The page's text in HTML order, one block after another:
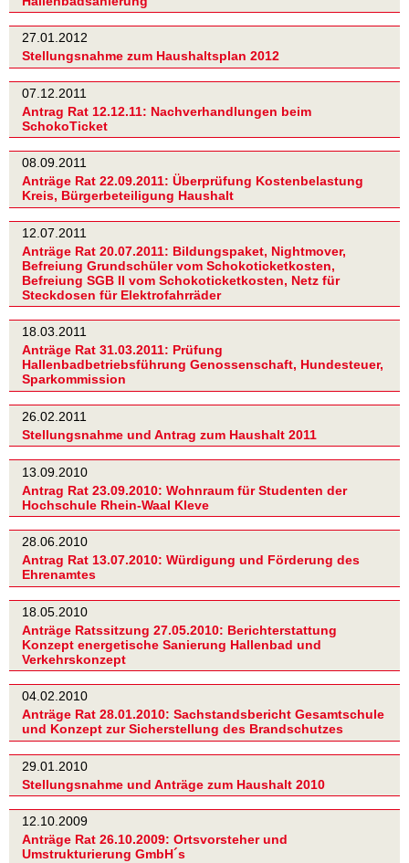
27.01.2012
Stellungsnahme zum Haushaltsplan 2012
07.12.2011
Antrag Rat 12.12.11: Nachverhandlungen beim
SchokoTicket
08.09.2011
Anträge Rat 22.09.2011: Überprüfung Kostenbelastung
Kreis, Bürgerbeteiligung Haushalt
12.07.2011
Anträge Rat 20.07.2011: Bildungspaket, Nightmover,
Befreiung Grundschüler vom Schokoticketkosten,
Befreiung SGB II vom Schokoticketkosten, Netz für
Steckdosen für Elektrofahrräder
18.03.2011
Anträge Rat 31.03.2011: Prüfung
Hallenbadbetriebsführung Genossenschaft, Hundesteuer,
Sparkommission
26.02.2011
Stellungsnahme und Antrag zum Haushalt 2011
13.09.2010
Antrag Rat 23.09.2010: Wohnraum für Studenten der
Hochschule Rhein-Waal Kleve
28.06.2010
Antrag Rat 13.07.2010: Würdigung und Förderung des
Ehrenamtes
18.05.2010
Anträge Ratssitzung 27.05.2010: Berichterstattung
Konzept energetische Sanierung Hallenbad und
Verkehrskonzept
04.02.2010
Anträge Rat 28.01.2010: Sachstandsbericht Gesamtschule
und Konzept zur Sicherstellung des Brandschutzes
29.01.2010
Stellungsnahme und Anträge zum Haushalt 2010
12.10.2009
Anträge Rat 26.10.2009: Ortsvorsteher und
Umstrukturierung GmbH´s